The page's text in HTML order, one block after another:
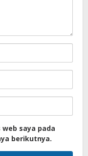
saya pada
berikutnya.